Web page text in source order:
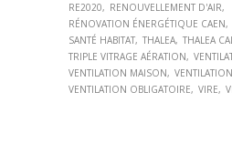
RE2020
RENOUVELLEMENT D'AIR
RÉNOVATION ÉNERGÉTIQUE CAEN
SANTÉ HABITAT THALEA THALEA
TRIPLE VITRAGE AÉRATION
VENTILATION MAISON
VENTILATION OBLIGATOIRE
VIRE